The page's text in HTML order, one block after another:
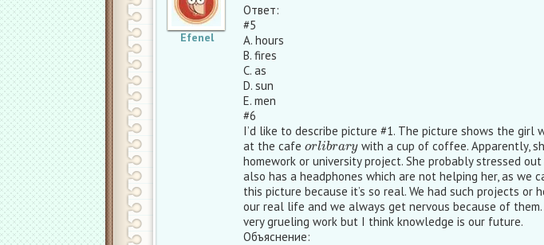
Efenel
Ответ:
#5
A. hours
B. fires
C. as
D. sun
E. men
#6
I’d like to describe picture #1. The picture shows the girl
at the cafe orlibrary with a cup of coffee. Apparently,
homework or university project. She probably stressed
also has a headphones which are not helping her, as we
this picture because it’s so real. We had such projects or
our real life and we always get nervous because of
very grueling work but I think knowledge is our future.
Объяснение: